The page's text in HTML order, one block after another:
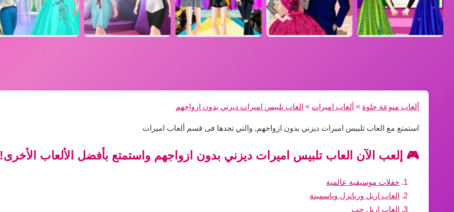
ألعاب منوعة حلوة > ألعاب اميرات > العاب تلبيس اميرات ديزني بدون ازواجهم
استمتع مع العاب تلبيس اميرات ديزني بدون ازواجهم, والتي تجدها فى قسم ألعاب اميرات
🎮 إلعب الآن العاب تلبيس اميرات ديزني بدون ازواجهم واستمتع بأفضل الألعاب الأخرى!
حفلات موسيقية عالمية
العاب اريل وربانزل وياسمينة
العاب اريل حب